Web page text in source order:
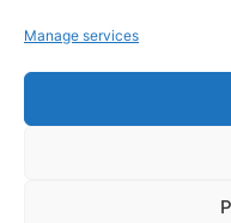
Manage services
©